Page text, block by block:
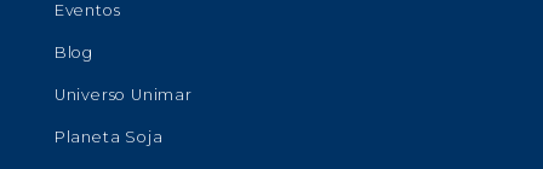
Eventos
Blog
Universo Unimar
Planeta Soja